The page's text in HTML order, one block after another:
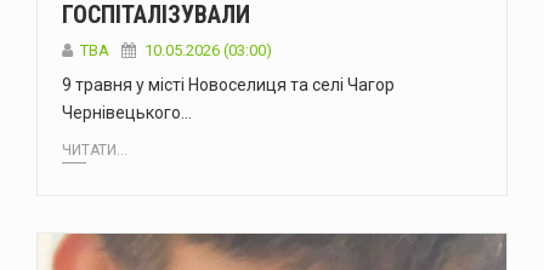
ГОСПІТАЛІЗУВАЛИ
ТВА 10.05.2026 (03:00)
9 травня у місті Новоселиця та селі Чагор
Чернівецького…
ЧИТАТИ...